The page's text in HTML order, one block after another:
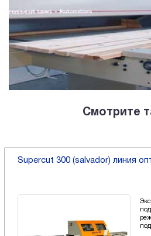
Смотрите
Supercut 300 (salvador) линия